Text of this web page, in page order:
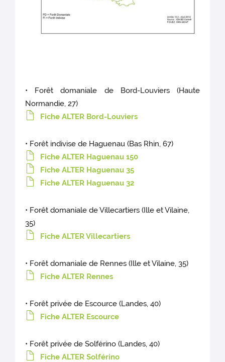
• Forêt domaniale de Bord-Louviers (Haute
Normandie, 27)
Fiche ALTER Bord-Louviers
• Forêt indivise de Haguenau (Bas Rhin, 67)
Fiche ALTER Haguenau 150
Fiche ALTER Haguenau 35
Fiche ALTER Haguenau 32
• Forêt domaniale de Villecartiers (Ille et Vilaine,
35)
Fiche ALTER Villecartiers
• Forêt domaniale de Rennes (Ille et Vilaine, 35)
Fiche ALTER Rennes
• Forêt privée de Escource (Landes, 40)
Fiche ALTER Escource
• Forêt privée de Solférino (Landes, 40)
Fiche ALTER Solférino